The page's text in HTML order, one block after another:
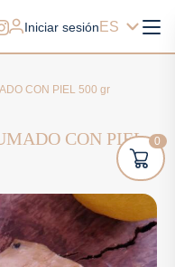
Iniciar sesión ES
CON PIEL 500 gr
CON PIEL
0